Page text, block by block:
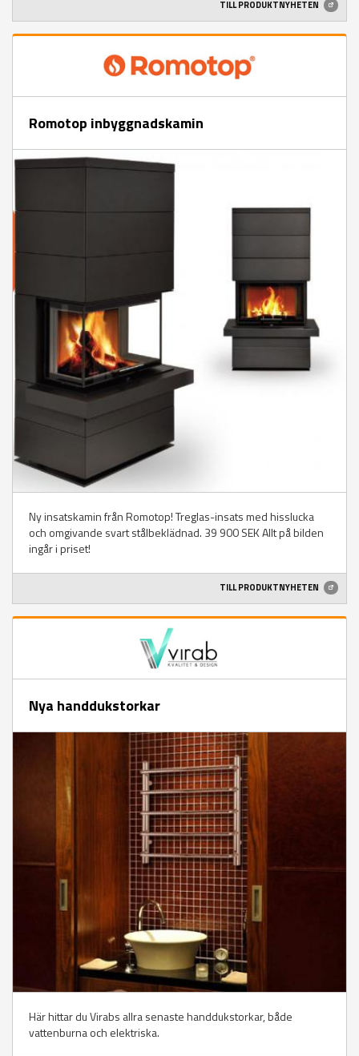
TILL PRODUKTNYHETEN
Romotop inbyggnadskamin
Ny insatskamin från Romotop! Treglas-insats med hisslucka
och omgivande svart stålbeklädnad. 39 900 SEK Allt på bilden
ingår i priset!
TILL PRODUKTNYHETEN
Nya handdukstorkar
Här hittar du Virabs allra senaste handdukstorkar, både
vattenburna och elektriska.